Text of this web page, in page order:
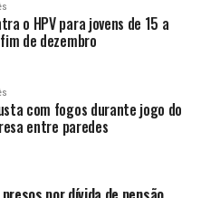
o HPV para jovens de 15 a
de dezembro
com fogos durante jogo do
entre paredes